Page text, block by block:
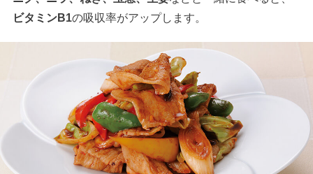
ビタミンB1の吸収率がアップします。